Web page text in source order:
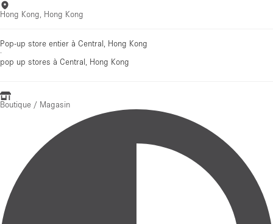
Hong Kong, Hong Kong
Pop-up store entier à Central, Hong Kong
·
pop up stores à Central, Hong Kong
Boutique / Magasin